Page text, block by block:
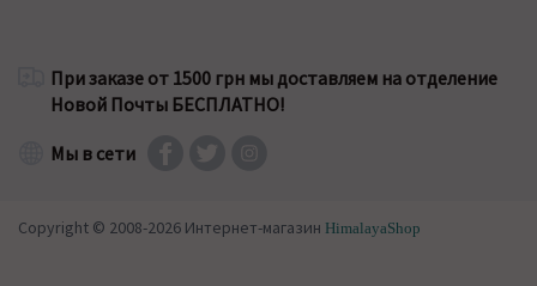
При заказе от 1500 грн мы доставляем на отделение
Новой Почты БЕСПЛАТНО!
Мы в сети
Copyright © 2008-2026 Интернет-магазин HimalayaShop